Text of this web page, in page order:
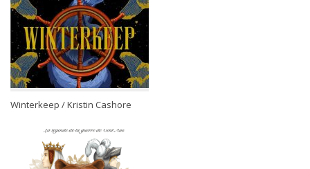
Winterkeep / Kristin Cashore